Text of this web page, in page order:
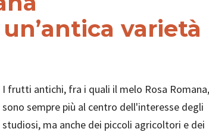
varietà
I frutti antichi, fra i quali il melo Rosa Romana,
sono sempre più al centro dell'interesse degli
studiosi, ma anche dei piccoli agricoltori e dei